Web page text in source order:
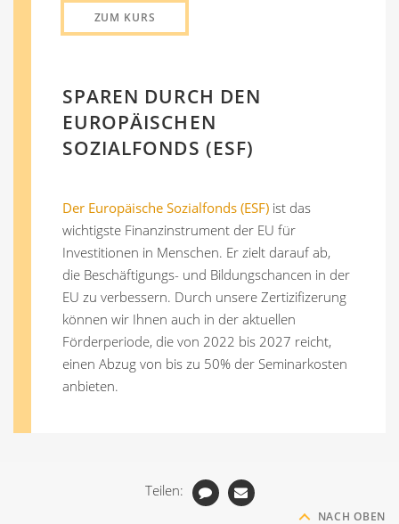
ZUM KURS
SPAREN DURCH DEN
EUROPÄISCHEN
SOZIALFONDS (ESF)
Der Europäische Sozialfonds (ESF) ist das
wichtigste Finanzinstrument der EU für
Investitionen in Menschen. Er zielt darauf ab,
die Beschäftigungs- und Bildungschancen in der
EU zu verbessern. Durch unsere Zertizifizerung
können wir Ihnen auch in der aktuellen
Förderperiode, die von 2022 bis 2027 reicht,
einen Abzug von bis zu 50% der Seminarkosten
anbieten.
Teilen:
NACH OBEN